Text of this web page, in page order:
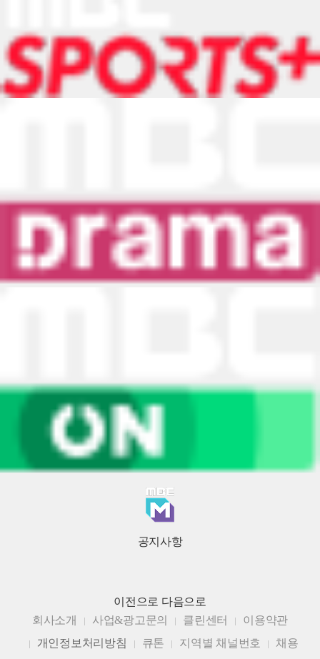
공지사항
이전으로 다음으로
회사소개
사업&광고문의 클린센터
이용약관
개인정보처리방침
큐톤 지역별 채널번호 채용